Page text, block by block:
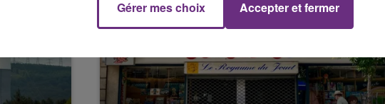
FM BEST OF
Gérer mes choix Accepter et fermer